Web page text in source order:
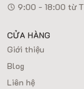
9:00 - 18:00 từ
CỬA HÀNG
Giới thiệu
Blog
Liên hệ